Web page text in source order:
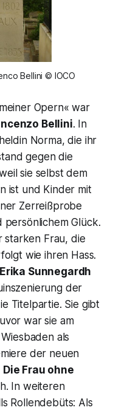
Bellini © IOCO
Opern« war
Bellini. In
Norma, die ihr
gegen die
sie selbst dem
ist und Kinder mit
Zerreißprobe
Glück.
starken Frau, die
wie ihren Hass.
Erika Sunnegardh
der
Titelpartie. Sie gibt
war sie am
als
der neuen
Die Frau ohne
In weiteren
Rollendebüts: Als